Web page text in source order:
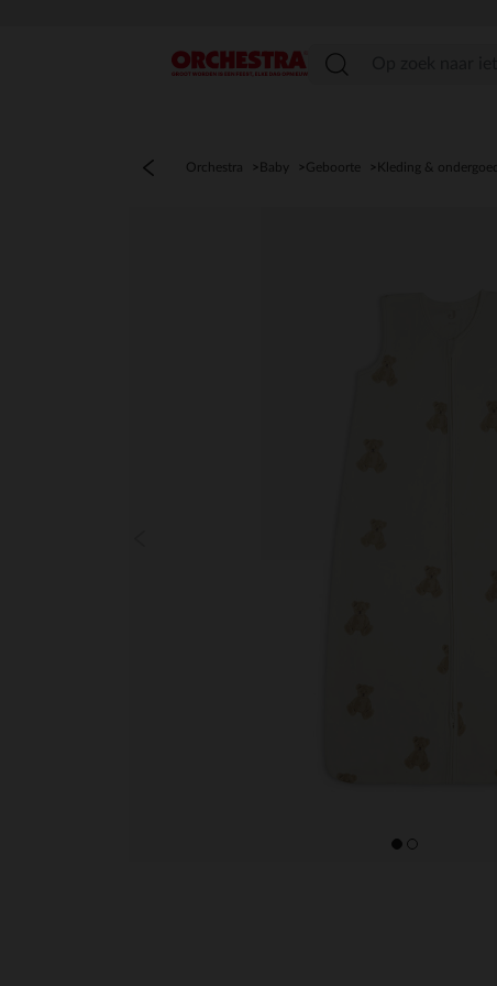
menu
Orchestra Baby Geboorte Kleding & ondergoed